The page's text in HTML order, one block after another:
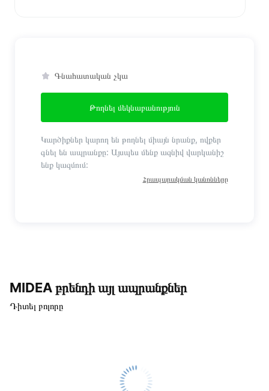
Գնահատական չկա
Թողնել մեկնաբանություն
Կարծիքներ կարող են թողնել միայն նրանք, ովքեր
գնել են ապրանքը: Այսպես մենք ազնիվ վարկանիշ
ենք կազմում:
Հրապարակման կանոնները
MIDEA բրենդի այլ ապրանքներ
Դիտել բոլորը